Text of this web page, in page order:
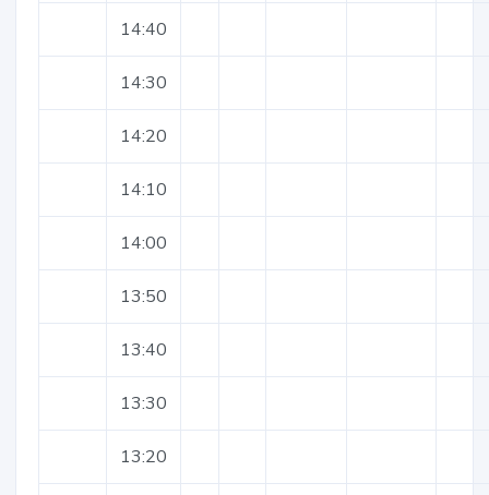
14:40
14:30
14:20
14:10
14:00
13:50
13:40
13:30
13:20